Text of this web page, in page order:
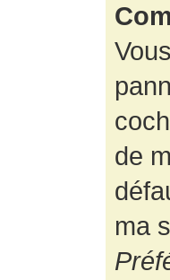
de
ma